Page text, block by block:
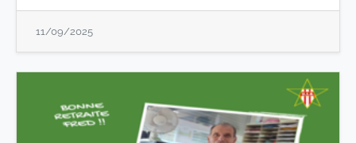
11/09/2025